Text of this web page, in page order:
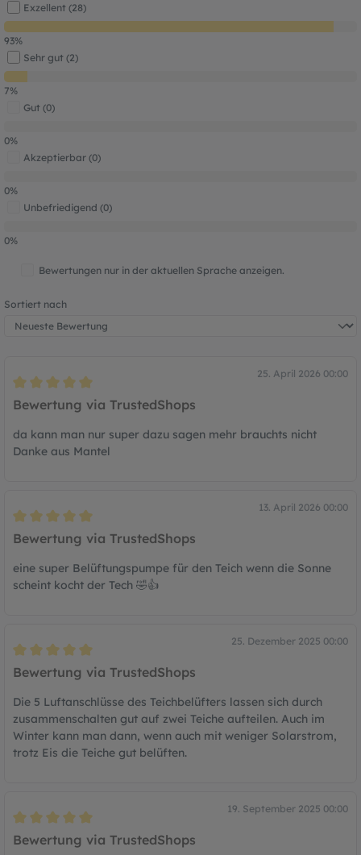
Exzellent (28)
93%
Sehr gut (2)
7%
Gut (0)
0%
Akzeptierbar (0)
0%
Unbefriedigend (0)
0%
Bewertungen nur in der aktuellen Sprache anzeigen.
Sortiert nach
25. April 2026 00:00
Bewertung mit 5 von 5 Sternen
Bewertung via TrustedShops
da kann man nur super dazu sagen mehr brauchts nicht
Danke aus Mantel
13. April 2026 00:00
Bewertung mit 5 von 5 Sternen
Bewertung via TrustedShops
eine super Belüftungspumpe für den Teich wenn die Sonne
scheint kocht der Tech 🤣👍
25. Dezember 2025 00:00
Bewertung mit 5 von 5 Sternen
Bewertung via TrustedShops
Die 5 Luftanschlüsse des Teichbelüfters lassen sich durch
zusammenschalten gut auf zwei Teiche aufteilen. Auch im
Winter kann man dann, wenn auch mit weniger Solarstrom,
trotz Eis die Teiche gut belüften.
19. September 2025 00:00
Bewertung mit 5 von 5 Sternen
Bewertung via TrustedShops